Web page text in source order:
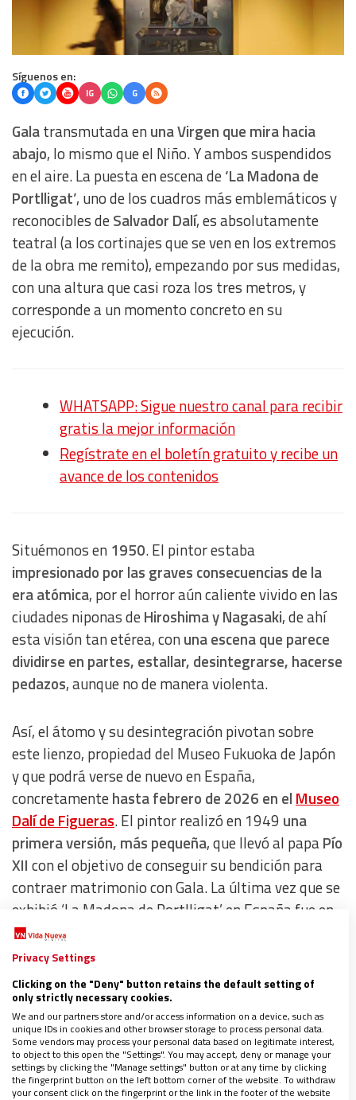
Síguenos en:
IG G
Galatransmutada enuna Virgen que mira hacia
abajo, lo mismo que el Niño. Y ambos suspendidos
en el aire. La puesta en escena de‘La Madona de
Portlligat’, uno de los cuadros más emblemáticos y
reconocibles deSalvador Dalí, es absolutamente
teatral (a los cortinajes que se ven en los extremos
de la obra me remito), empezando por sus medidas,
con una altura que casi roza los tres metros, y
corresponde a un momento concreto en su
ejecución.
WHATSAPP: Sigue nuestro canal para recibir
gratis la mejor información
Regístrate en el boletín gratuito y recibe un
avance de los contenidos
Situémonos en 1950. El pintor estaba
impresionado por las graves consecuencias de la
era atómica, por el horror aún caliente vivido en las
ciudades niponas deHiroshima y Nagasaki, de ahí
esta visión tan etérea, conuna escena que parece
dividirse en partes, estallar, desintegrarse, hacerse
pedazos, aunque no de manera violenta.
Así, el átomo y su desintegración pivotan sobre
este lienzo, propiedad del Museo Fukuoka de Japón
y que podrá verse de nuevo en España,
concretamentehasta febrero de 2026 en el Museo
Dalí de Figueras. El pintor realizó en 1949 una
primera versión, más pequeña, que llevó al papaPío
XII con el objetivo de conseguir su bendición para
contraer matrimonio con Gala. La última vez que se
exhibió ‘La Madona de Portlligat’ en España fue en
1952, en la
celebrada en Barcelona y Madrid
Complejo traslado
No ha sido tarea baladí conseguir que una tela con
esas dimensiones viajara desde Japón hasta
España, aunque las condiciones actuales de
Privacy Settings
Clicking on the "Deny" button retains the default setting of
only strictly necessary cookies.
We and our partners store and/or access information on a device, such as
unique IDs in cookies and other browser storage to process personal data.
Some vendors may process your personal data based on legitimate interest,
to object to this open the "Settings". You may accept, deny or manage your
settings by clicking the "Manage settings" button or at any time by clicking
the fingerprint button on the left bottom corner of the website. To withdraw
your consent click on the fingerprint or the link in the footer of the website